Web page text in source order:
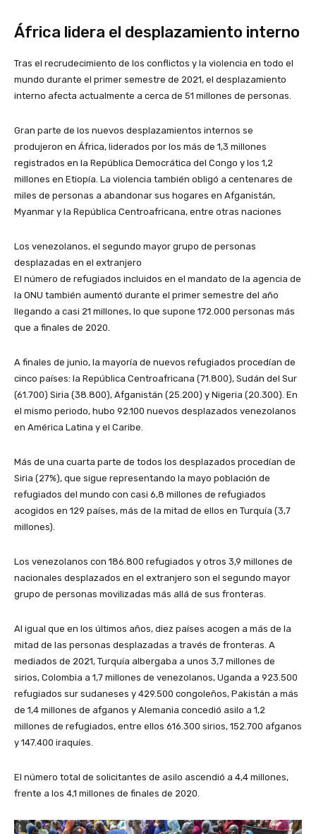
África lidera el desplazamiento interno
Tras el recrudecimiento de los conflictos y la violencia en todo el
mundo durante el primer semestre de 2021, el desplazamiento
interno afecta actualmente a cerca de 51 millones de personas.
Gran parte de los nuevos desplazamientos internos se
produjeron en África, liderados por los más de 1,3 millones
registrados en la República Democrática del Congo y los 1,2
millones en Etiopía. La violencia también obligó a centenares de
miles de personas a abandonar sus hogares en Afganistán,
Myanmar y la República Centroafricana, entre otras naciones
Los venezolanos, el segundo mayor grupo de personas
desplazadas en el extranjero
El número de refugiados incluidos en el mandato de la agencia de
la ONU también aumentó durante el primer semestre del año
llegando a casi 21 millones, lo que supone 172.000 personas más
que a finales de 2020.
A finales de junio, la mayoría de nuevos refugiados procedían de
cinco países: la República Centroafricana (71.800), Sudán del Sur
(61.700) Siria (38.800), Afganistán (25.200) y Nigeria (20.300). En
el mismo periodo, hubo 92.100 nuevos desplazados venezolanos
en América Latina y el Caribe.
Más de una cuarta parte de todos los desplazados procedían de
Siria (27%), que sigue representando la mayo población de
refugiados del mundo con casi 6,8 millones de refugiados
acogidos en 129 países, más de la mitad de ellos en Turquía (3,7
millones).
Los venezolanos con 186.800 refugiados y otros 3,9 millones de
nacionales desplazados en el extranjero son el segundo mayor
grupo de personas movilizadas más allá de sus fronteras.
Al igual que en los últimos años, diez países acogen a más de la
mitad de las personas desplazadas a través de fronteras. A
mediados de 2021, Turquía albergaba a unos 3,7 millones de
sirios, Colombia a 1,7 millones de venezolanos, Uganda a 923.500
refugiados sur sudaneses y 429.500 congoleños, Pakistán a más
de 1,4 millones de afganos y Alemania concedió asilo a 1,2
millones de refugiados, entre ellos 616.300 sirios, 152.700 afganos
y 147.400 iraquíes.
El número total de solicitantes de asilo ascendió a 4,4 millones,
frente a los 4,1 millones de finales de 2020.